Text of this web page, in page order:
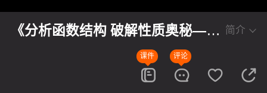
简介
《分析函数结构 破解性质奥秘——
基本初等函数的性质与应用》人教
版高一数学第十二届全国高中数学
评论
课件